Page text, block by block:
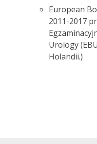
European
2011-2017
Urology
Holandii.)